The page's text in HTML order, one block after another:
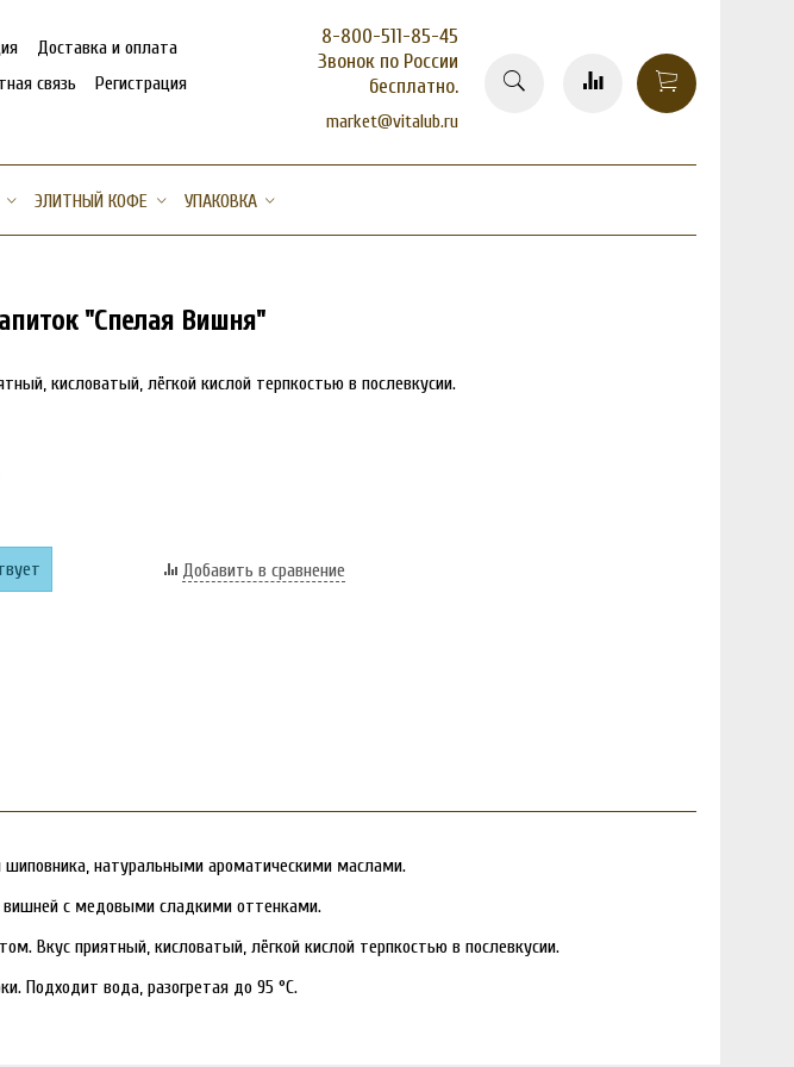
Доставка и оплата
связь
Регистрация
8-800-511-85-45
Звонок по России
бесплатно.
market@vitalub.ru
ЭЛИТНЫЙ КОФЕ УПАКОВКА
"Спелая Вишня"
кисловатый, лёгкой кислой терпкостью в послевкусии.
Добавить в сравнение
натуральными ароматическими маслами.
вишней с медовыми сладкими оттенками.
Вкус приятный, кисловатый, лёгкой кислой терпкостью в послевкусии.
Подходит вода, разогретая до 95 °C.